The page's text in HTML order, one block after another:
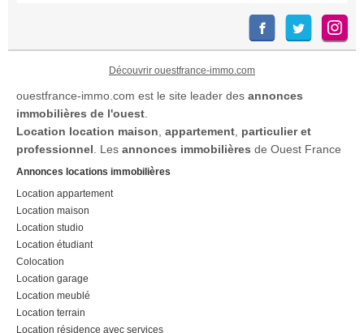
Découvrir ouestfrance-immo.com
ouestfrance-immo.com est le site leader des annonces
immobilières de l'ouest.
Location location maison, appartement, particulier et
professionnel. Les annonces immobilières de Ouest France
Annonces locations immobilières
Location appartement
Location maison
Location studio
Location étudiant
Colocation
Location garage
Location meublé
Location terrain
Location résidence avec services